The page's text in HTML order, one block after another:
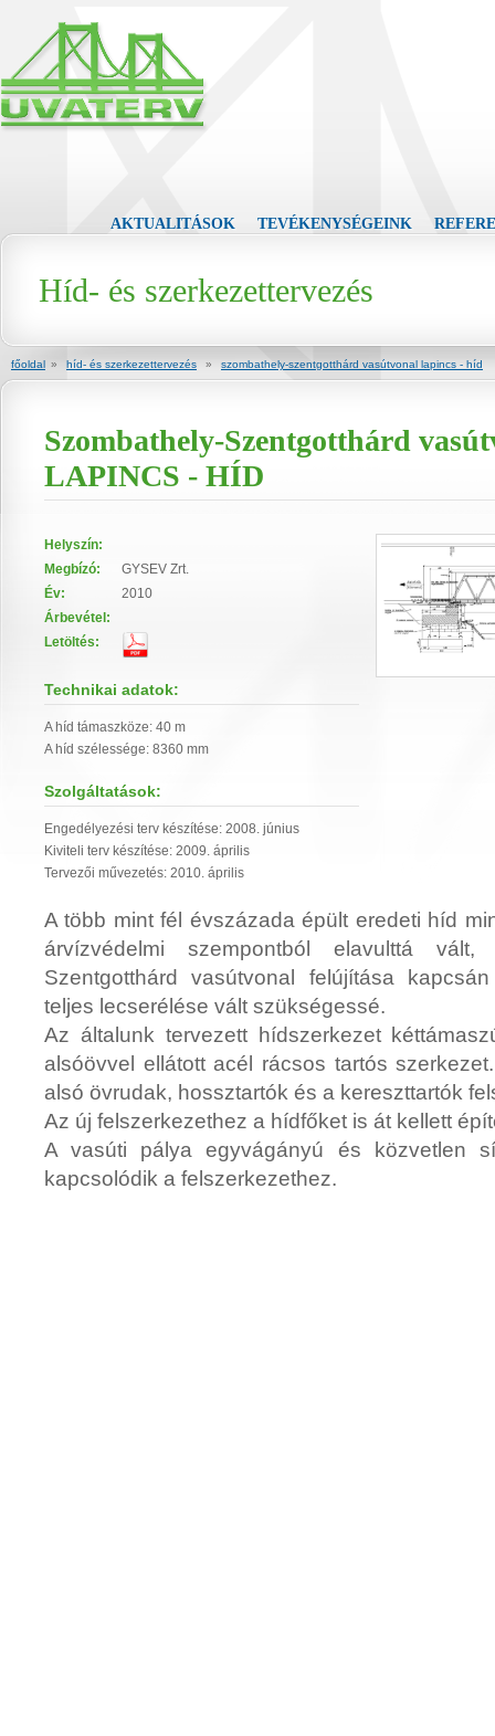
AKTUALITÁSOK TEVÉKENYSÉGEINK
Híd- és szerkezettervezés
főoldal » híd- és szerkezettervezés » szombathely-szentgotthárd vasútvonal lapincs - híd
Szombathely-Szentgotthárd
LAPINCS - HÍD
Helyszín:
Megbízó:
GYSEV Zrt.
Év:
2010
Árbevétel:
Letöltés:
Technikai adatok:
A híd támaszköze: 40 m
A híd szélessége: 8360 mm
Szolgáltatások:
Engedélyezési terv készítése: 2008. június
Kiviteli terv készítése: 2009. április
Tervezői művezetés: 2010. április
A több mint fél évszázada épült eredeti híd
árvízvédelmi szempontból elavulttá
Szentgotthárd vasútvonal felújítása
teljes lecserélése vált szükségessé.
Az általunk tervezett hídszerkezet
alsóövvel ellátott acél rácsos tartós
alsó övrudak, hossztartók és a kereszttartók
Az új felszerkezethez a hídfőket is át kellett
A vasúti pálya egyvágányú és közvetlen
kapcsolódik a felszerkezethez.